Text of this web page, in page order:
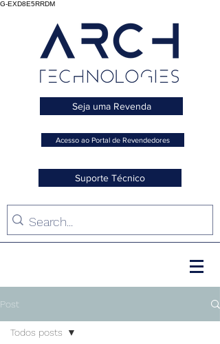
G-EXD8E5RRDM
Seja uma Revenda
Acesso ao Portal de Revendedores
Suporte Técnico
Post
Todos posts